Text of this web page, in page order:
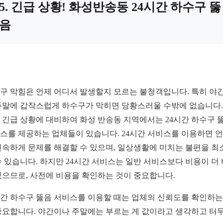
긴급 상황! 화성반송동 24시간 하수구 뚫
막힘은 언제 어디서 발생할지 모르는 불청객입니다. 특히 야
말에 갑작스럽게 하수구가 막히면 당황스러울 수밖에 없습니다
긴급 상황에 대비하여 화성 반송동 지역에서는 24시간 하수구
를 제공하는 업체들이 있습니다. 24시간 서비스를 이용하면
속하게 문제를 해결할 수 있으며, 일상생활에 미치는 불편을 최
있습니다. 하지만 24시간 서비스는 일반 서비스보다 비용이 더
으므로, 사전에 비용을 확인하는 것이 중요합니다.
하수구 뚫음 서비스를 이용할 때는 업체의 신뢰도를 확인하
요합니다. 야간이나 주말에는 부르는 게 값이라고 생각하고 터